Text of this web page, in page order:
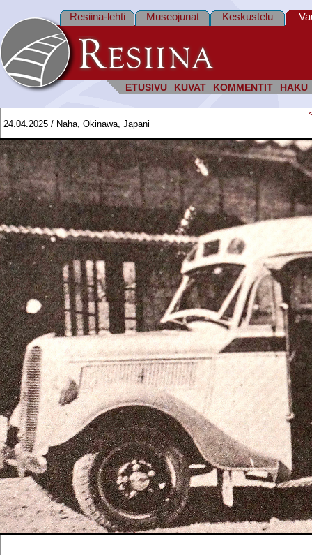
ETUSIVU KUVAT KOMMENTIT HAKU
Resiina-lehti Museojunat Keskustelu
24.04.2025 / Naha, Okinawa, Japani